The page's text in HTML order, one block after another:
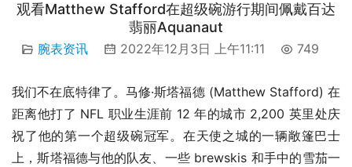
观看Matthew Stafford在超级碗游行期间佩戴百达
翡丽Aquanaut
腕表资讯 2022年12月3日 上午11:11 749
我们不在底特律了。马修·斯塔福德 (Matthew Stafford) 在
距离他打了 NFL 职业生涯前 12 年的城市 2,200 英里处庆
祝了他的第一个超级碗冠军。在天使之城的一辆敞篷巴士
上，斯塔福德与他的队友、一些 brewskis 和手中的雪茄一